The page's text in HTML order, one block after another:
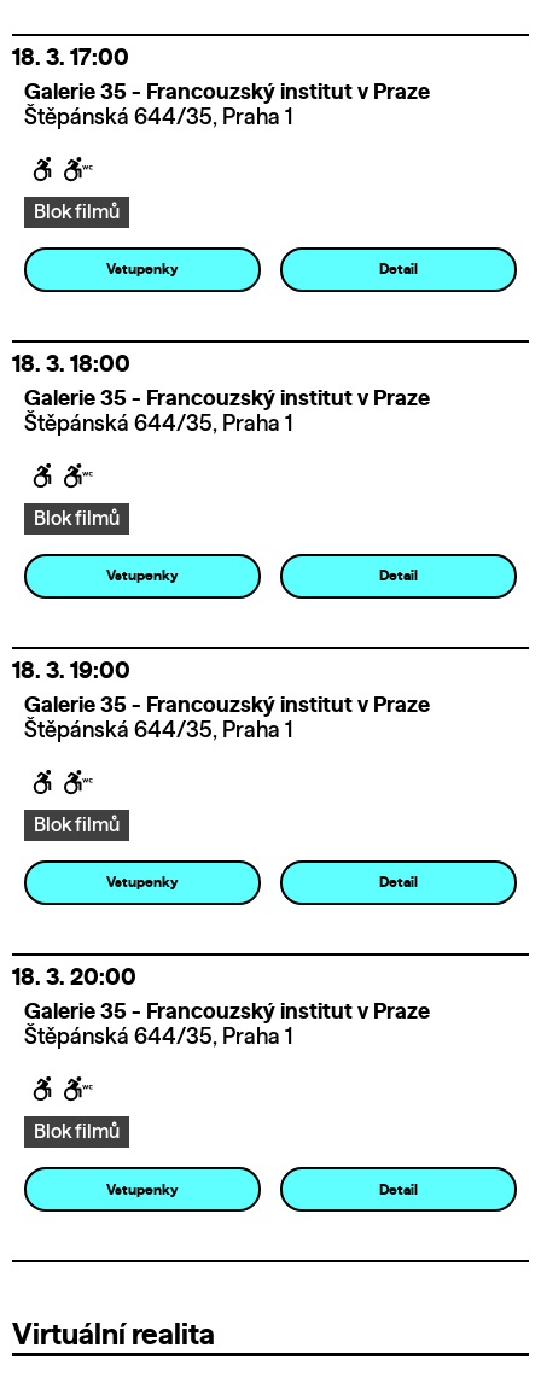
18. 3. 17:00
Galerie 35 - Francouzský institut v Praze
Štěpánská 644/35, Praha 1
Blok filmů
Vstupenky Detail
18. 3. 18:00
Galerie 35 - Francouzský institut v Praze
Štěpánská 644/35, Praha 1
Blok filmů
Vstupenky Detail
18. 3. 19:00
Galerie 35 - Francouzský institut v Praze
Štěpánská 644/35, Praha 1
Blok filmů
Vstupenky Detail
18. 3. 20:00
Galerie 35 - Francouzský institut v Praze
Štěpánská 644/35, Praha 1
Blok filmů
Vstupenky Detail
Virtuální realita